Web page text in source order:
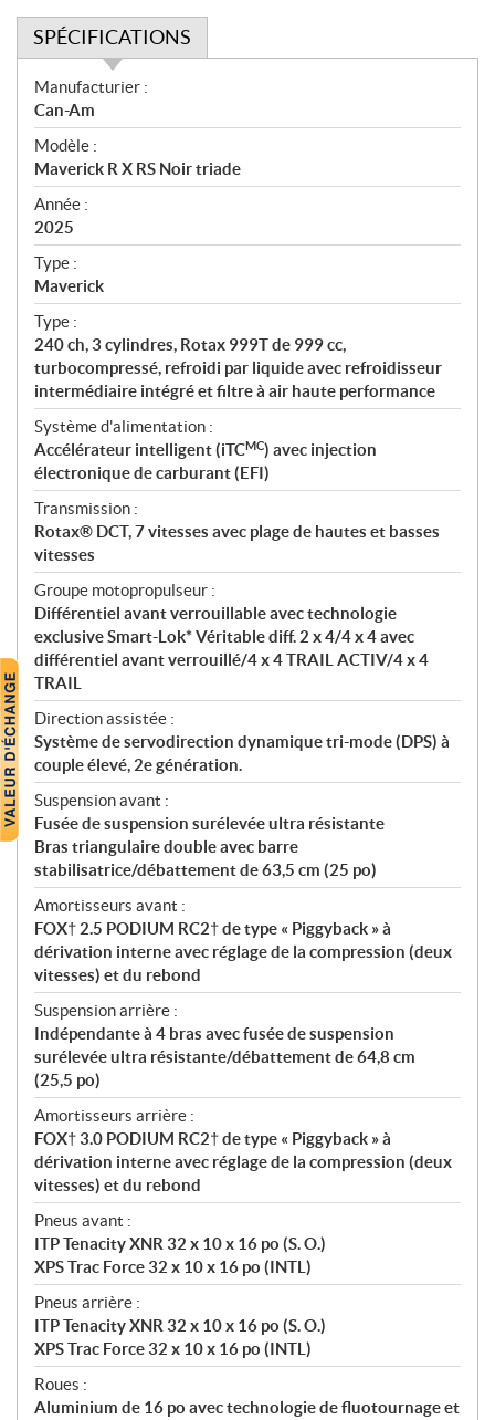
SPÉCIFICATIONS
S
p
é
c
i
f
i
c
a
t
i
o
n
s
Manufacturier :
Can-Am
Modèle :
Maverick R X RS Noir triade
Année :
2025
Type :
Maverick
Type :
240 ch, 3 cylindres, Rotax 999T de 999 cc,
turbocompressé, refroidi par liquide avec refroidisseur
intermédiaire intégré et filtre à air haute performance
Système d'alimentation :
Accélérateur intelligent (iTCMC) avec injection
électronique de carburant (EFI)
Transmission :
Rotax® DCT, 7 vitesses avec plage de hautes et basses
vitesses
Groupe motopropulseur :
Différentiel avant verrouillable avec technologie
exclusive Smart-Lok* Véritable diff. 2 x 4/4 x 4 avec
différentiel avant verrouillé/4 x 4 TRAIL ACTIV/4 x 4
TRAIL
Direction assistée :
Système de servodirection dynamique tri-mode (DPS) à
couple élevé, 2e génération.
Suspension avant :
Fusée de suspension surélevée ultra résistante
Bras triangulaire double avec barre
stabilisatrice/débattement de 63,5 cm (25 po)
Amortisseurs avant :
FOX† 2.5 PODIUM RC2† de type « Piggyback » à
dérivation interne avec réglage de la compression (deux
vitesses) et du rebond
Suspension arrière :
Indépendante à 4 bras avec fusée de suspension
surélevée ultra résistante/débattement de 64,8 cm
(25,5 po)
Amortisseurs arrière :
FOX† 3.0 PODIUM RC2† de type « Piggyback » à
dérivation interne avec réglage de la compression (deux
vitesses) et du rebond
Pneus avant :
ITP Tenacity XNR 32 x 10 x 16 po (S. O.)
XPS Trac Force 32 x 10 x 16 po (INTL)
Pneus arrière :
ITP Tenacity XNR 32 x 10 x 16 po (S. O.)
XPS Trac Force 32 x 10 x 16 po (INTL)
Roues :
Aluminium de 16 po avec technologie de fluotournage et